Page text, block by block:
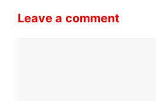
Leave a comment